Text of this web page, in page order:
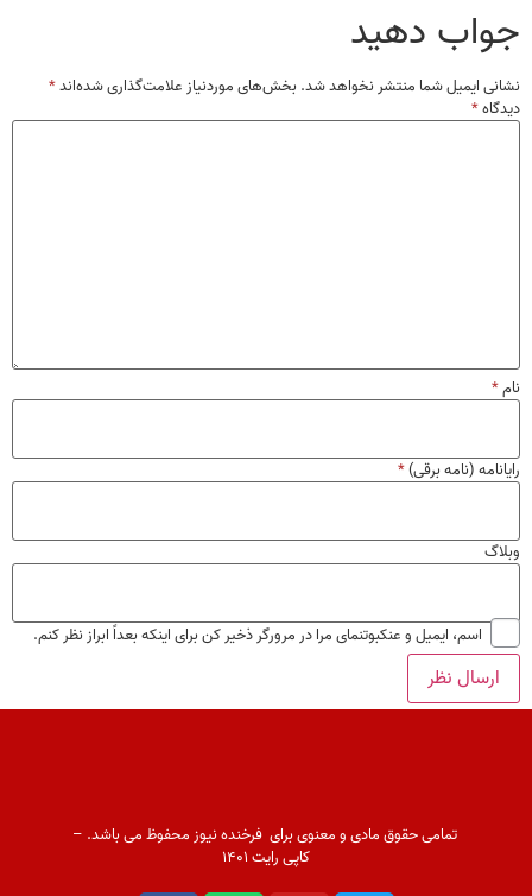
دهید
ایمیل شما منتشر نخواهد شد.بخش‌های موردنیاز علامت‌گذاری شده‌اند*
*
(نامه برقی)*
اسم، ایمیل و عنکبوتنمای مرا در مرورگر ذخیر کن برای اینکه بعداً ابراز نظر کنم.
تمامی حقوق مادی و معنوی برای فرخنده نیوز محفوظ می باشد. –
کاپی رایت ۱۴۰۱